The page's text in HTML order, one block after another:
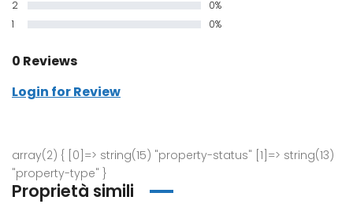
2
0%
1
0%
0 Reviews
Login for Review
array(2) { [0]=> string(15) "property-status" [1]=> string(13)
"property-type" }
Proprietà simili